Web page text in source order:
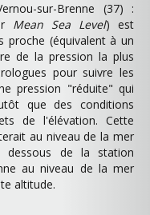
sur-Brenne (37) :
Mean Sea Level) est
proche (équivalent à un
de la pression la plus
pour suivre les
pression "réduite" qui
que des conditions
de l'élévation. Cette
au niveau de la mer
de la station
au niveau de la mer
altitude.